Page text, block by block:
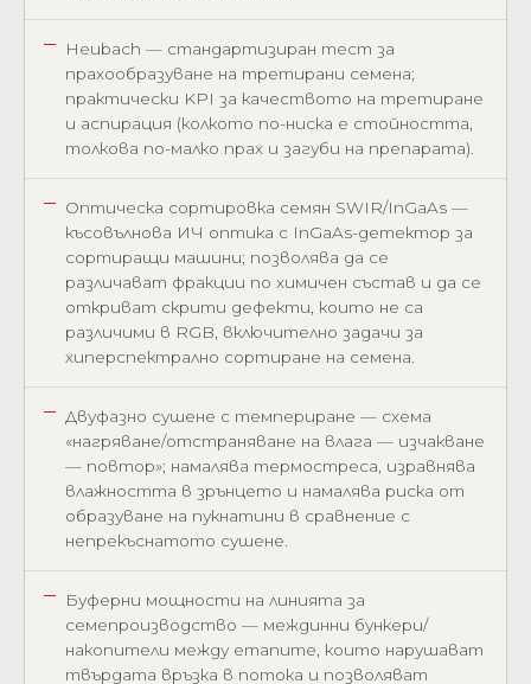
Heubach — стандартизиран тест за
прахообразуване на третирани семена;
практически KPI за качеството на третиране
и аспирация (колкото по-ниска е стойността,
толкова по-малко прах и загуби на препарата).
Оптическа сортировка семян SWIR/InGaAs —
късовълнова ИЧ оптика с InGaAs-детектор за
сортиращи машини; позволява да се
различават фракции по химичен състав и да се
откриват скрити дефекти, които не са
различими в RGB, включително задачи за
хиперспектрално сортиране на семена.
Двуфазно сушене с темпериране — схема
«нагряване/отстраняване на влага — изчакване
— повтор»; намалява термостреса, изравнява
влажността в зрънцето и намалява риска от
образуване на пукнатини в сравнение с
непрекъснатото сушене.
Буферни мощности на линията за
семепроизводство — междинни бункери/
накопители между етапите, които нарушават
твърдата връзка в потока и позволяват